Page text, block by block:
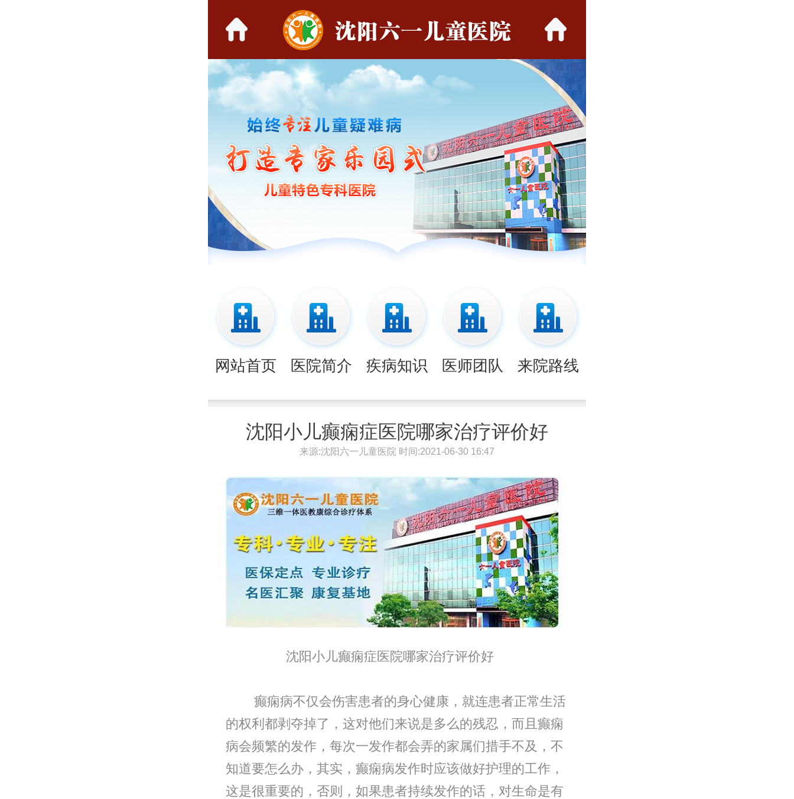
网站首页 医院简介 疾病知识 医师团队 来院路线
沈阳小儿癫痫症医院哪家治疗评价好
来源:沈阳六一儿童医院 时间:2021-06-30 16:47
沈阳小儿癫痫症医院哪家治疗评价好
癫痫病不仅会伤害患者的身心健康，就连患者正常生活
的权利都剥夺掉了，这对他们来说是多么的残忍，而且癫痫
病会频繁的发作，每次一发作都会弄的家属们措手不及，不
知道要怎么办，其实，癫痫病发作时应该做好护理的工作，
这是很重要的，否则，如果患者持续发作的话，对生命是有